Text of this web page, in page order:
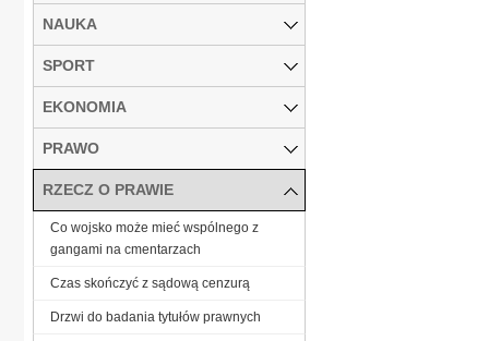
NAUKA
SPORT
EKONOMIA
PRAWO
RZECZ O PRAWIE
Co wojsko może mieć wspólnego z
gangami na cmentarzach
Czas skończyć z sądową cenzurą
Drzwi do badania tytułów prawnych